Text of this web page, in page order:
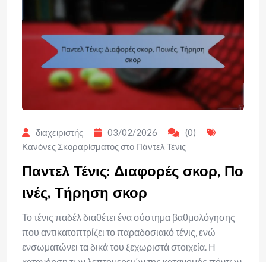
διαχειριστής 03/02/2026
(0)
Κανόνες Σκοραρίσματος στο Πάντελ Τένις
Παντελ Τένις: Διαφορές σκορ, Πο
ινές, Τήρηση σκορ
Το τένις παδέλ διαθέτει ένα σύστημα βαθμολόγησης
που αντικατοπτρίζει το παραδοσιακό τένις, ενώ
ενσωματώνει τα δικά του ξεχωριστά στοιχεία. Η